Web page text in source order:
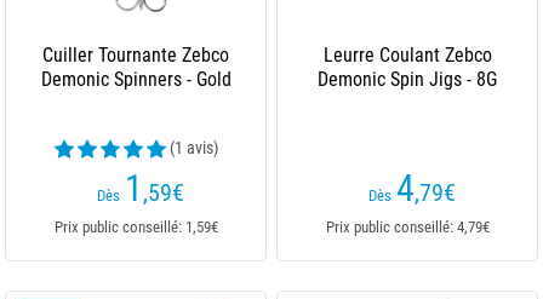
Cuiller Tournante Zebco
Demonic Spinners - Gold
(1 avis)
Dès 1 ,59€
Prix public conseillé: 1,59€
Leurre Coulant Zebco
Demonic Spin Jigs - 8G
Dès 4,79€
Prix public conseillé: 4,79€